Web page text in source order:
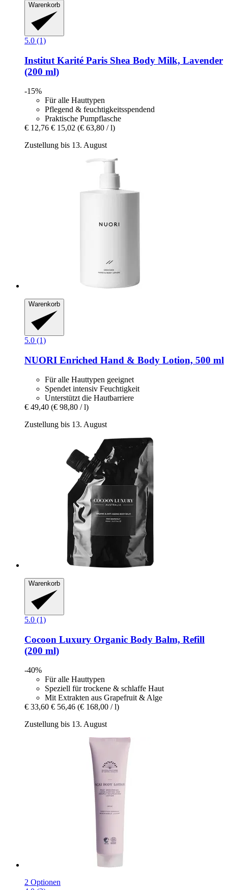
Warenkorb
5.0 (1)
Institut Karité Paris Shea Body Milk, Lavender
(200 ml)
-15%
Für alle Hauttypen
Pflegend & feuchtigkeitsspendend
Praktische Pumpflasche
€ 12,76 € 15,02 (€ 63,80 / l)
Zustellung bis 13. August
Warenkorb
5.0 (1)
NUORI Enriched Hand & Body Lotion, 500 ml
Für alle Hauttypen geeignet
Spendet intensiv Feuchtigkeit
Unterstützt die Hautbarriere
€ 49,40 (€ 98,80 / l)
Zustellung bis 13. August
Warenkorb
5.0 (1)
Cocoon Luxury Organic Body Balm, Refill
(200 ml)
-40%
Für alle Hauttypen
Speziell für trockene & schlaffe Haut
Mit Extrakten aus Grapefruit & Alge
€ 33,60 € 56,46 (€ 168,00 / l)
Zustellung bis 13. August
2 Optionen